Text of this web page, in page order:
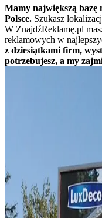
Mamy największą
Polsce. Szukasz
W ZnajdźReklamę.pl
reklamowych w
z dziesiątkami firm,
potrzebujesz, a my